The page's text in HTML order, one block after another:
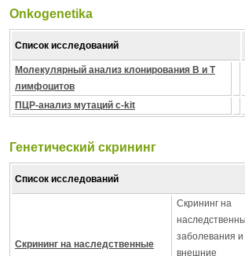
Onkogenetika
Список исследований
Молекулярный анализ клонирования B и T
лимфоцитов
ПЦР-анализ мутаций c-kit
Генетический скрининг
Список исследований
Скрининг на наследственные
Скрининг на
заболевания и
внешние